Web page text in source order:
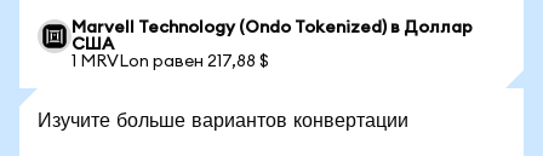
Marvell Technology (Ondo Tokenized) в Доллар
США
1 MRVLon равен 217,88 $
Изучите больше вариантов конвертации